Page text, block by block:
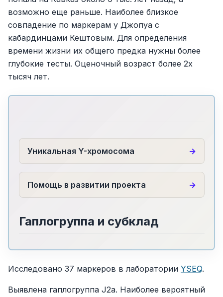
возможно еще раньше. Наиболее близкое
совпадение по маркерам у Джопуа с
кабардинцами Кештовым. Для определения
времени жизни их общего предка нужны более
глубокие тесты. Оценочный возраст более 2х
тысяч лет.
Уникальная Y-хромосома
Помощь в развитии проекта
Гаплогруппа и субклад
Исследовано 37 маркеров в лаборатории YSEQ.
Выявлена гаплогруппа J2a. Наиболее вероятный